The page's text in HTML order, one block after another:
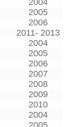
2004
2005
2006
2011- 2013
2004
2005
2006
2007
2008
2009
2010
2004